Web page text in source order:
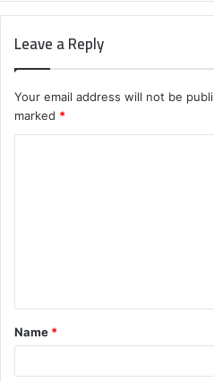
Leave a Reply
Your email address will not be
marked *
t
*
Name *